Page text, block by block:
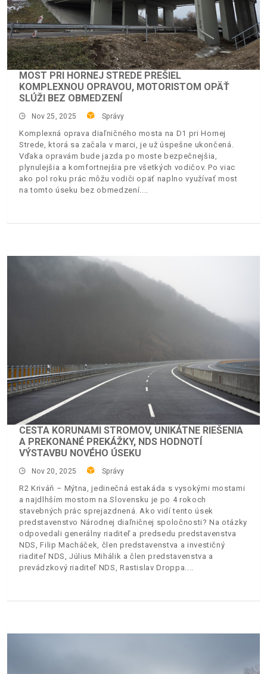
MOST PRI HORNEJ STREDE PREŠIEL
KOMPLEXNOU OPRAVOU, MOTORISTOM OPÄŤ
SLÚŽI BEZ OBMEDZENÍ
Nov 25, 2025 Správy
Komplexná oprava diaľničného mosta na D1 pri Hornej
Strede, ktorá sa začala v marci, je už úspešne ukončená.
Vďaka opravám bude jazda po moste bezpečnejšia,
plynulejšia a komfortnejšia pre všetkých vodičov. Po viac
ako pol roku prác môžu vodiči opäť naplno využívať most
na tomto úseku bez obmedzení.
CESTA KORUNAMI STROMOV, UNIKÁTNE RIEŠENIA
A PREKONANÉ PREKÁŽKY, NDS HODNOTÍ
VÝSTAVBU NOVÉHO ÚSEKU
Nov 20, 2025 Správy
R2 Kriváň – Mýtna, jedinečná estakáda s vysokými mostami
a najdlhším mostom na Slovensku je po 4 rokoch
stavebných prác sprejazdnená. Ako vidí tento úsek
predstavenstvo Národnej diaľničnej spoločnosti? Na otázky
odpovedali generálny riaditeľ a predsedu predstavenstva
NDS, Filip Macháček, člen predstavenstva a investičný
riaditeľ NDS, Július Mihálik a člen predstavenstva a
prevádzkový riaditeľ NDS, Rastislav Droppa.